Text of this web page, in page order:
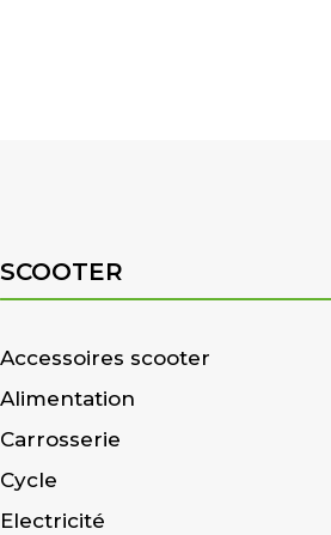
SCOOTER
Accessoires scooter
Alimentation
Carrosserie
Cycle
Electricité